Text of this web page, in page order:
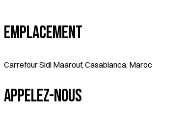
Emplacement
Carrefour Sidi Maarouf, Casablanca, Maroc
Appelez-Nous